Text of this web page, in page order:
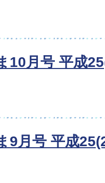
10月号 平成
9月号 平成